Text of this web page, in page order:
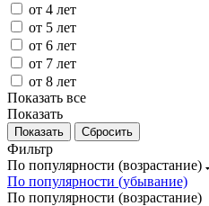
от 4 лет
от 5 лет
от 6 лет
от 7 лет
от 8 лет
Показать все
Показать
Сбросить
Фильтр
По популярности (возрастание)
По популярности (убывание)
По популярности (возрастание)